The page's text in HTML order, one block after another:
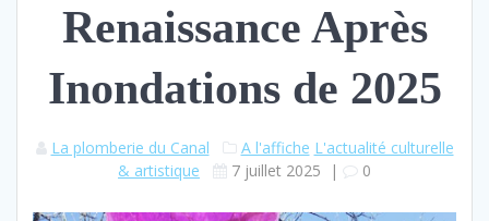
Renaissance Après
Inondations de 2025
La plomberie du Canal A l'affiche L'actualité culturelle
& artistique
7 juillet 2025 | 0